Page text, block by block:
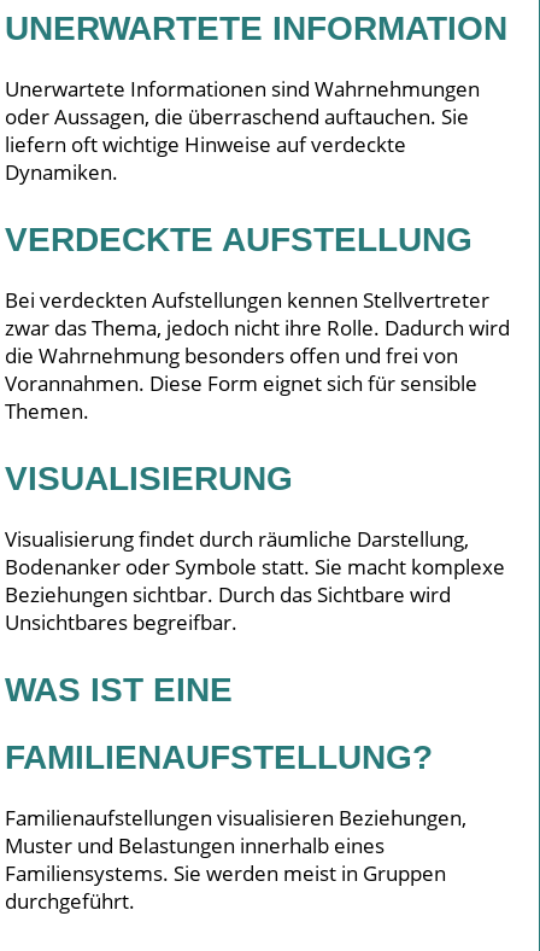
UNERWARTETE INFORMATION
Unerwartete Informationen sind Wahrnehmungen
oder Aussagen, die überraschend auftauchen. Sie
liefern oft wichtige Hinweise auf verdeckte
Dynamiken.
VERDECKTE AUFSTELLUNG
Bei verdeckten Aufstellungen kennen Stellvertreter
zwar das Thema, jedoch nicht ihre Rolle. Dadurch wird
die Wahrnehmung besonders offen und frei von
Vorannahmen. Diese Form eignet sich für sensible
Themen.
VISUALISIERUNG
Visualisierung findet durch räumliche Darstellung,
Bodenanker oder Symbole statt. Sie macht komplexe
Beziehungen sichtbar. Durch das Sichtbare wird
Unsichtbares begreifbar.
WAS IST EINE
FAMILIENAUFSTELLUNG?
Familienaufstellungen visualisieren Beziehungen,
Muster und Belastungen innerhalb eines
Familiensystems. Sie werden meist in Gruppen
durchgeführt.